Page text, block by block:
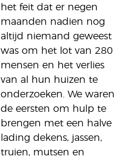
het feit dat er negen
maanden nadien nog
altijd niemand geweest
was om het lot van 280
mensen en het verlies
van al hun huizen te
onderzoeken. We waren
de eersten om hulp te
brengen met een halve
lading dekens, jassen,
truien, mutsen en